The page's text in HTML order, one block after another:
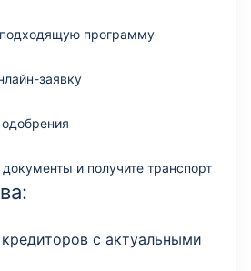
программу
заявку
и получите транспорт
с актуальными